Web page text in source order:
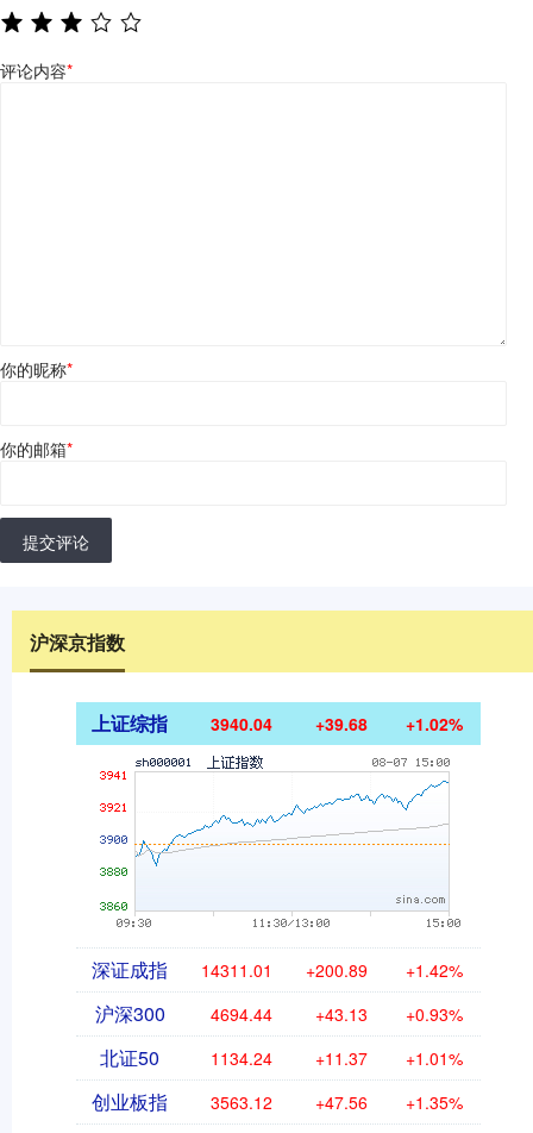
评论内容*
你的昵称*
你的邮箱*
提交评论
沪深京指数
上证综指 3940.04 +39.68 +1.02%
深证成指 14311.01 +200.89 +1.42%
沪深300 4694.44 +43.13 +0.93%
北证50 1134.24 +11.37 +1.01%
创业板指 3563.12 +47.56 +1.35%